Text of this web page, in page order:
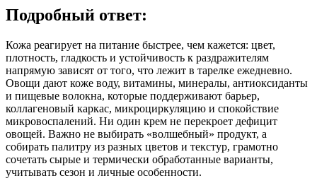
Подробный ответ:
Кожа реагирует на питание быстрее, чем кажется: цвет,
плотность, гладкость и устойчивость к раздражителям
напрямую зависят от того, что лежит в тарелке ежедневно.
Овощи дают коже воду, витамины, минералы, антиоксиданты
и пищевые волокна, которые поддерживают барьер,
коллагеновый каркас, микроциркуляцию и спокойствие
микровоспалений. Ни один крем не перекроет дефицит
овощей. Важно не выбирать «волшебный» продукт, а
собирать палитру из разных цветов и текстур, грамотно
сочетать сырые и термически обработанные варианты,
учитывать сезон и личные особенности.